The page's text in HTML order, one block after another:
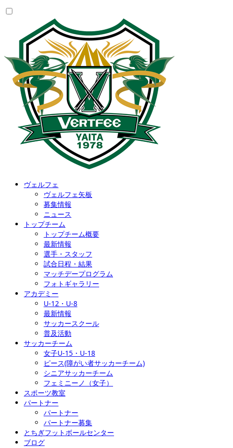
ヴェルフェ
ヴェルフェ矢板
募集情報
ニュース
トップチーム
トップチーム概要
最新情報
選手・スタッフ
試合日程・結果
マッチデープログラム
フォトギャラリー
アカデミー
U-12・U-8
最新情報
サッカースクール
普及活動
サッカーチーム
女子U-15・U-18
ピース(障がい者サッカーチーム)
シニアサッカーチーム
フェミニーノ（女子）
スポーツ教室
パートナー
パートナー
パートナー募集
とちぎフットボールセンター
ブログ